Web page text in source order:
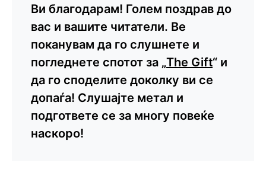
Ви благодарам! Голем поздрав до
вас и вашите читатели. Ве
поканувам да го слушнете и
погледнете спотот за „The Gift“ и
да го споделите доколку ви се
допаѓа! Слушајте метал и
подгответе се за многу повеќе
наскоро!